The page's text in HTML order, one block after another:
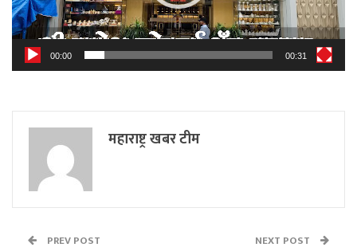
00:00 00:31
महाराष्ट्र खबर टीम
PREV POST NEXT POST